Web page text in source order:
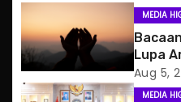
g
a
t
MEDIA
Lupa
Aug 5,
MEDIA